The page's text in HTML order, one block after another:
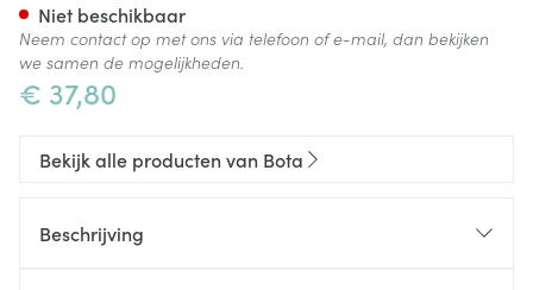
€ 37,80
Niet beschikbaar
Neem contact op met ons via telefoon of e-mail, dan bekijken
we samen de mogelijkheden.
Bekijk alle producten van Bota
Beschrijving